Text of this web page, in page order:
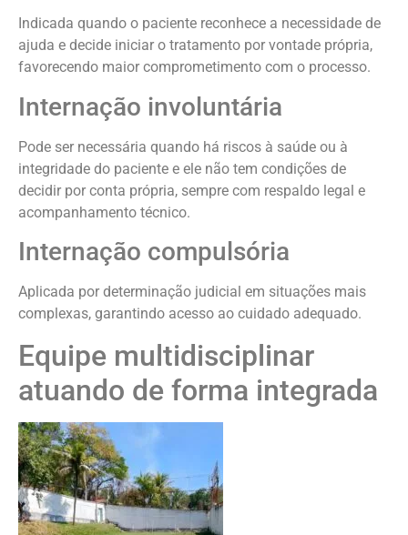
Indicada quando o paciente reconhece a necessidade de
ajuda e decide iniciar o tratamento por vontade própria,
favorecendo maior comprometimento com o processo.
Internação involuntária
Pode ser necessária quando há riscos à saúde ou à
integridade do paciente e ele não tem condições de
decidir por conta própria, sempre com respaldo legal e
acompanhamento técnico.
Internação compulsória
Aplicada por determinação judicial em situações mais
complexas, garantindo acesso ao cuidado adequado.
Equipe multidisciplinar
atuando de forma integrada